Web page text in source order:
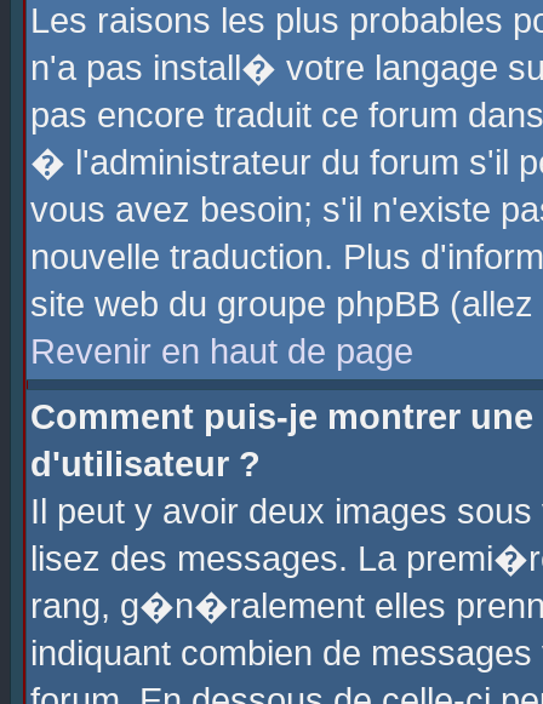
Les raisons les plus probables
n'a pas install� votre langage
pas encore traduit ce forum
� l'administrateur du forum s'il
vous avez besoin; s'il n'existe
nouvelle traduction. Plus
site web du groupe phpBB
Revenir en haut de page
Comment puis-je montrer
d'utilisateur ?
Il peut y avoir deux images
lisez des messages. La
rang, g�n�ralement elles
indiquant combien de